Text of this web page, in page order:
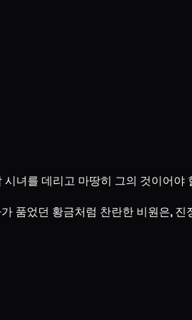
녀를 데리고 마땅히 그의 것이어
품었던 황금처럼 찬란한 비원은,